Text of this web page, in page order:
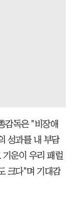
감독은 "비장애
성과를 내 부담
운이 우리 패럴
크다"며 기대감